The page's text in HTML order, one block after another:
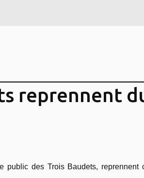
reprennent
public des Trois Baudets, reprennent